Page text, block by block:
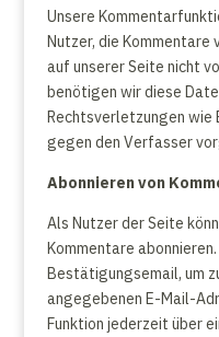
Unsere
Nutzer, die Kommentare
auf unserer Seite nicht
benötigen wir diese
Rechtsverletzungen wie
gegen den Verfasser
Abonnieren von
Als Nutzer der Seite
Kommentare
Bestätigungsemail, um
angegebenen E-Mail-
Funktion jederzeit über